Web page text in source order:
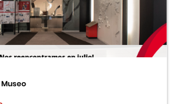
Peruano Japonés
Inmigración Japonesa
Museo